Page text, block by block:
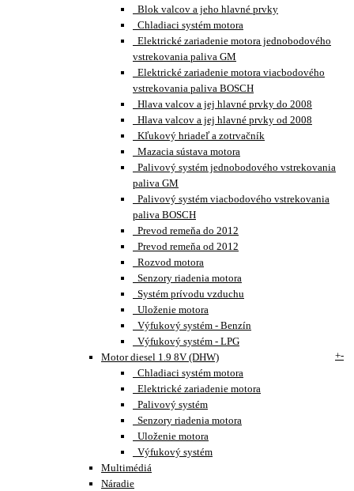
Blok valcov a jeho hlavné prvky
Chladiaci systém motora
Elektrické zariadenie motora jednobodového
vstrekovania paliva GM
Elektrické zariadenie motora viacbodového
vstrekovania paliva BOSCH
Hlava valcov a jej hlavné prvky do 2008
Hlava valcov a jej hlavné prvky od 2008
Kľukový hriadeľ a zotrvačník
Mazacia sústava motora
Palivový systém jednobodového vstrekovania
paliva GM
Palivový systém viacbodového vstrekovania
paliva BOSCH
Prevod remeňa do 2012
Prevod remeňa od 2012
Rozvod motora
Senzory riadenia motora
Systém prívodu vzduchu
Uloženie motora
Výfukový systém - Benzín
Výfukový systém - LPG
Motor diesel 1.9 8V (DHW)
+-
Chladiaci systém motora
Elektrické zariadenie motora
Palivový systém
Senzory riadenia motora
Uloženie motora
Výfukový systém
Multimédiá
Náradie